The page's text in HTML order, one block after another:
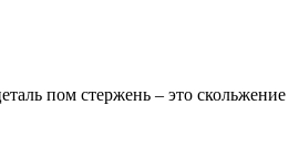
пом стержень – это скольжение